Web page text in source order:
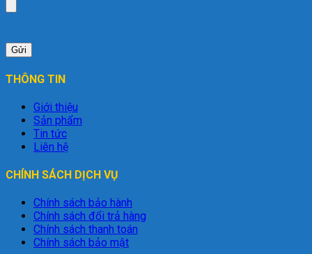
THÔNG TIN
Giới thiệu
Sản phẩm
Tin tức
Liên hệ
CHÍNH SÁCH DỊCH VỤ
Chính sách bảo hành
Chính sách đổi trả hàng
Chính sách thanh toán
Chính sách bảo mật